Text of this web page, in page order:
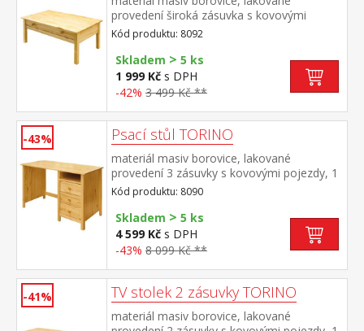
provedení široká zásuvka s kovovými
pojezdy
Kód produktu: 8092
Skladem > 5 ks
1 999 Kč s DPH
-42% 3 499 Kč **
-43% Psací stůl TORINO
materiál masiv borovice, lakované
provedení 3 zásuvky s kovovými pojezdy, 1
police výsuv není součástí dodávky ke stolu
je možno dokoupit výsuvnou desku na
klávesnici 8840
Kód produktu: 8090
Skladem > 5 ks
4 599 Kč s DPH
-43% 8 099 Kč **
-41% TV stolek 2 zásuvky TORINO
materiál masiv borovice, lakované